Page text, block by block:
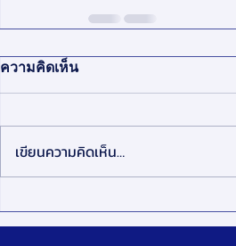
ความคิดเห็น
เขียนความคิดเห็น…